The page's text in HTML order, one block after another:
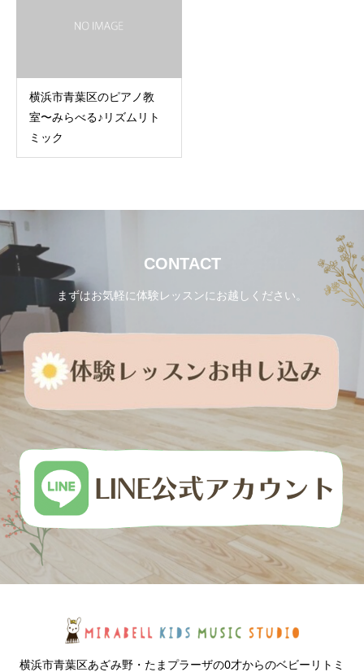
横浜市青葉区のピアノ教
室〜みらべる♪リズムリト
ミック
CONTACT
まずはお気軽に体験レッスンにお越しください。
横浜市青葉区あざみ野・たまプラーザの0才からのベビーリトミ